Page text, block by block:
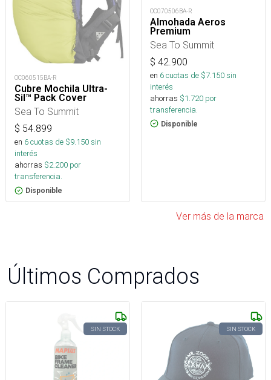
OC060515BA-R
Cubre Mochila Ultra-
Sil™ Pack Cover
Sea To Summit
$ 54.899
en 6cuotas de $9.150sin
interés
ahorras $2.200 por
transferencia.
Disponible
OC070506BA-R
Almohada Aeros
Premium
Sea To Summit
$ 42.900
en 6cuotas de $7.150sin
interés
ahorras $1.720 por
transferencia.
Disponible
Ver más de la marca
Últimos Comprados
SIN STOCK SIN STOCK